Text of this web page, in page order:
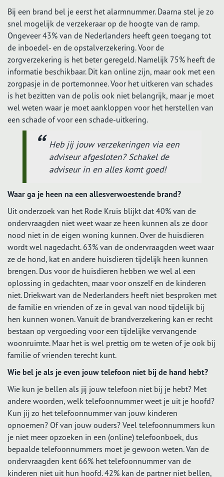
Bij een brand bel je eerst het alarmnummer. Daarna stel je zo
snel mogelijk de verzekeraar op de hoogte van de ramp.
Ongeveer 43% van de Nederlanders heeft geen toegang tot
de inboedel- en de opstalverzekering. Voor de
zorgverzekering is het beter geregeld. Namelijk 75% heeft de
informatie beschikbaar. Dit kan online zijn, maar ook met een
zorgpasje in de portemonnee. Voor het uitkeren van schades
is het bezitten van de polis ook niet belangrijk, maar je moet
wel weten waar je moet aankloppen voor het herstellen van
een schade of voor een schade-uitkering.
Heb jij jouw verzekeringen via een
adviseur afgesloten? Schakel de
adviseur in en alles komt goed!
Waar ga je heen na een allesverwoestende brand?
Uit onderzoek van het Rode Kruis blijkt dat 40% van de
ondervraagden niet weet waar ze heen kunnen als ze door
nood niet in de eigen woning kunnen. Over de huisdieren
wordt wel nagedacht. 63% van de ondervraagden weet waar
ze de hond, kat en andere huisdieren tijdelijk heen kunnen
brengen. Dus voor de huisdieren hebben we wel al een
oplossing in gedachten, maar voor onszelf en de kinderen
niet. Driekwart van de Nederlanders heeft niet besproken met
de familie en vrienden of ze in geval van nood tijdelijk bij
hen kunnen wonen. Vanuit de brandverzekering kan er recht
bestaan op vergoeding voor een tijdelijke vervangende
woonruimte. Maar het is wel prettig om te weten of je ook bij
familie of vrienden terecht kunt.
Wie bel je als je even jouw telefoon niet bij de hand hebt?
Wie kun je bellen als jij jouw telefoon niet bij je hebt? Met
andere woorden, welk telefoonnummer weet je uit je hoofd?
Kun jij zo het telefoonnummer van jouw kinderen
opnoemen? Of van jouw ouders? Veel telefoonnummers kun
je niet meer opzoeken in een (online) telefoonboek, dus
bepaalde telefoonnummers moet je gewoon weten. Van de
ondervraagden kent 66% het telefoonnummer van de
kinderen niet uit hun hoofd. 42% kan de partner niet bellen,